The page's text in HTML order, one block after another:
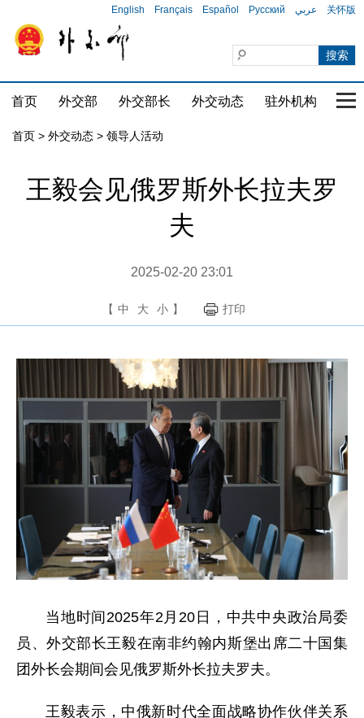
English Français Español Русский عربي 关怀版
首页 外交部 外交部长 外交动态 驻外机构 国
首页 > 外交动态 > 领导人活动
王毅会见俄罗斯外长拉夫罗
夫
2025-02-20 23:01
【 中 大 小 】 打印
当地时间2025年2月20日，中共中央政治局委
员、外交部长王毅在南非约翰内斯堡出席二十国集
团外长会期间会见俄罗斯外长拉夫罗夫。
王毅表示，中俄新时代全面战略协作伙伴关系